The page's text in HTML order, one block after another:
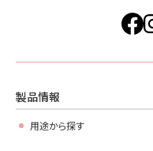
製品情報
用途から探す